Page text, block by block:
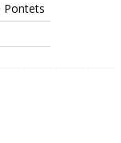
Pontets